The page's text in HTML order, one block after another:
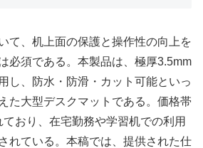
て、机上面の保護と操作性の向上を
必須である。本製品は、極厚3.5mm
し、防水・防滑・カット可能といっ
た大型デスクマットである。価格帯
おり、在宅勤務や学習机での利用
れている。本稿では、提供された仕